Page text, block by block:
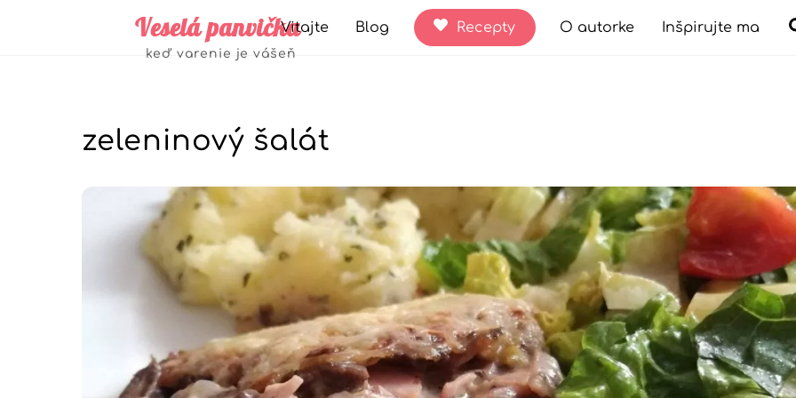
Veselá panvička
keď varenie je vášeň
Vitajte Blog Recepty O autorke Inšpirujte ma
zeleninový šalát